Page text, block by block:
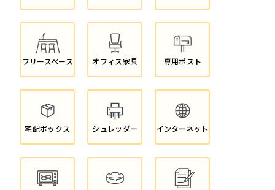
フリースペース オフィス家具 専用ポスト
宅配ボックス シュレッダー インターネット